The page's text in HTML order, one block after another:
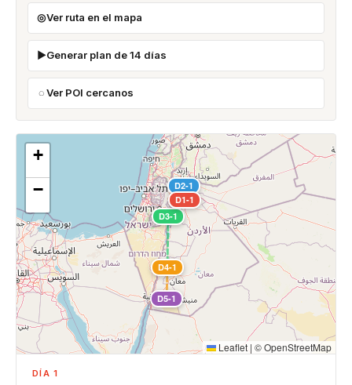
Ver ruta en el mapa
Generar plan de 14 días
Ver POI cercanos
D1-1
D2-1
D3-1
D4-1
D5-1
+
−
Leaflet | ©OpenStreetMap
DÍA 1